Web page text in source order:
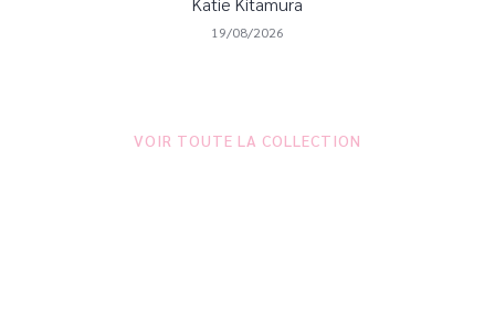
19/08/2026
VOIR TOUTE LA COLLECTION